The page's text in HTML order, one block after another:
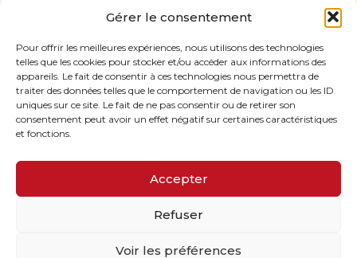
Gérer le consentement
Pour offrir les meilleures expériences, nous utilisons des technologies
telles que les cookies pour stocker et/ou accéder aux informations des
appareils. Le fait de consentir à ces technologies nous permettra de
traiter des données telles que le comportement de navigation ou les ID
uniques sur ce site. Le fait de ne pas consentir ou de retirer son
consentement peut avoir un effet négatif sur certaines caractéristiques
et fonctions.
Accepter
Refuser
Voir les préférences
Footer
Principale
1 Boulevard du Parco – 56170 QUIBERON
10 Rue Georges Pompidou – 56400 Pluneret